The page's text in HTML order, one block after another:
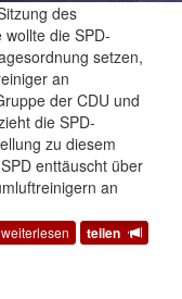
des
die SPD-
setzen,
an
der CDU und
die SPD-
zu diesem
enttäuscht über
an
weiterlesen teilen